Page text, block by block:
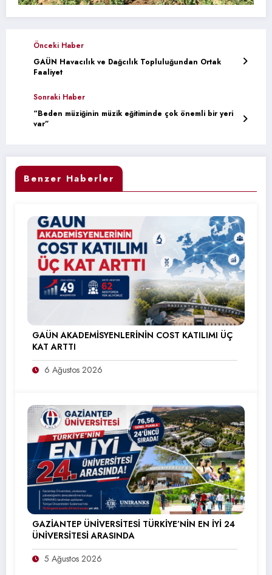
Önceki Haber
GAÜN Havacılık ve Dağcılık Topluluğundan Ortak
Faaliyet
Sonraki Haber
“Beden müziğinin müzik eğitiminde çok önemli bir yeri
var”
Benzer Haberler
GAÜN AKADEMİSYENLERİNİN COST KATILIMI ÜÇ
KAT ARTTI
6 Ağustos 2026
GAZİANTEP ÜNİVERSİTESİ TÜRKİYE’NİN EN İYİ 24
ÜNİVERSİTESİ ARASINDA
5 Ağustos 2026